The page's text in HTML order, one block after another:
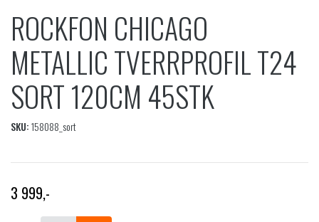
ROCKFON CHICAGO
METALLIC TVERRPROFIL T24
SORT 120CM 45STK
SKU:158088_sort
3 999,-